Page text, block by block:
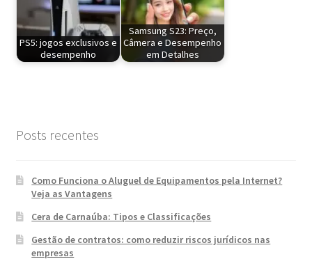
PS5: jogos exclusivos e
desempenho
Samsung S23: Preço,
Câmera e Desempenho
em Detalhes
Posts recentes
Como Funciona o Aluguel de Equipamentos pela Internet?
Veja as Vantagens
Cera de Carnaúba: Tipos e Classificações
Gestão de contratos: como reduzir riscos jurídicos nas
empresas